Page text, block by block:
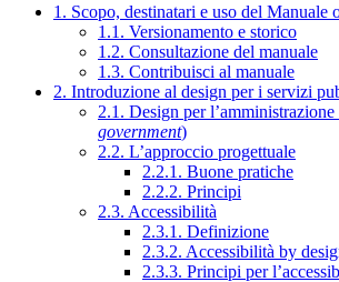
1. Scopo, destinatari e uso del Manuale
1.1. Versionamento e storico
1.2. Consultazione del manuale
1.3. Contribuisci al manuale
2. Introduzione al design per i servizi
2.1. Design per
government)
2.2. L’approccio progettuale
2.2.1. Buone pratiche
2.2.2. Principi
2.3. Accessibilità
2.3.1. Definizione
2.3.2. Accessibilità by
2.3.3. Principi per